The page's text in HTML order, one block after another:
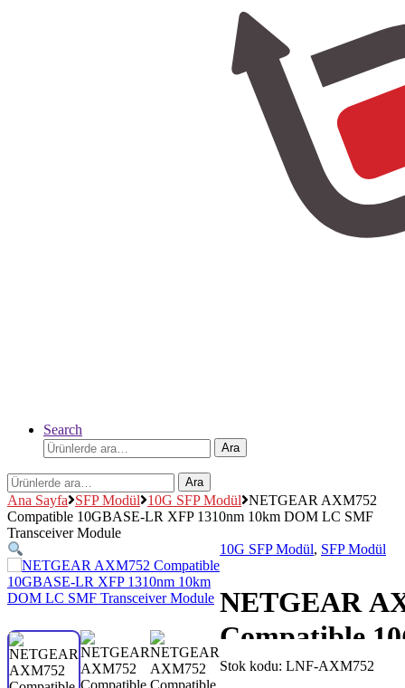
Search
Ara:
Ara
Ara: Ara
Ana Sayfa SFP Modül 10G SFP Modül NETGEAR AXM752
Compatible 10GBASE-LR XFP 1310nm 10km DOM LC SMF
Transceiver Module
10G SFP Modül, SFP Modül
NETGEAR
Compatible
LR XFP
Stok kodu: LNF-AXM752